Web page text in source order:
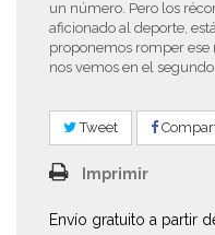
un número. Pero los
aficionado al deporte,
proponemos romper ese
nos vemos en el
Tweet
Imprimir
Envío gratuito a partir